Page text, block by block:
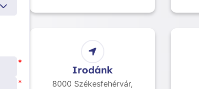
*
*
Irodánk
8000 Székesfehérvár,